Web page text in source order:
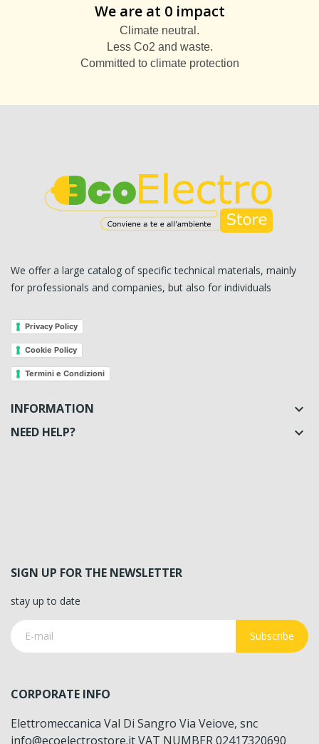
We are at 0 impact
Climate neutral.
Less Co2 and waste.
Committed to climate protection
We offer a large catalog of specific technical materials, mainly
for professionals and companies, but also for individuals
Privacy Policy
Cookie Policy
Termini e Condizioni
INFORMATION 
NEED HELP? 
SIGN UP FOR THE NEWSLETTER
stay up to date
Subscribe
CORPORATE INFO
Elettromeccanica Val Di Sangro Via Veiove, snc
info@ecoelectrostore.it VAT NUMBER 02417320690